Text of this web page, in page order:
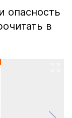
опасность
в